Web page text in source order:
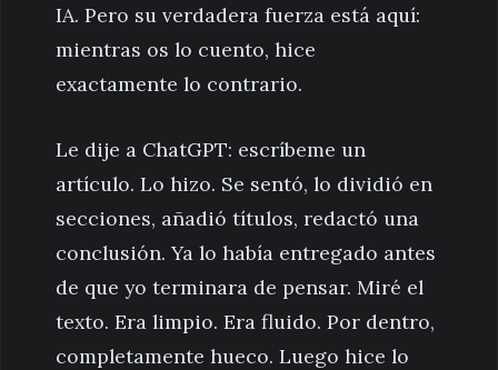
IA. Pero su verdadera fuerza está aquí:
mientras os lo cuento, hice
exactamente lo contrario.
Le dije a ChatGPT: escríbeme un
artículo. Lo hizo. Se sentó, lo dividió en
secciones, añadió títulos, redactó una
conclusión. Ya lo había entregado antes
de que yo terminara de pensar. Miré el
texto. Era limpio. Era fluido. Por dentro,
completamente hueco. Luego hice lo